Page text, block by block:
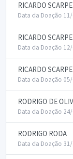
RICARDO
Data da Doação
RICARDO
Data da Doação
RICARDO
Data da Doação
RODRIGO DE
Data da Doação
RODRIGO RODA
Data da Doação